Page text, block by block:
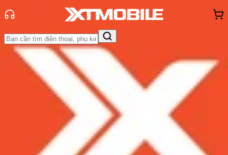
Trang chủ
Tin tức
Tư vấn
Đánh Giá - Trên TaySo Sánh Tư vấnKhuyến
Hỏi đáp App - Game Thông báo
hàng - Sự kiện
Top những smartphone 128GB